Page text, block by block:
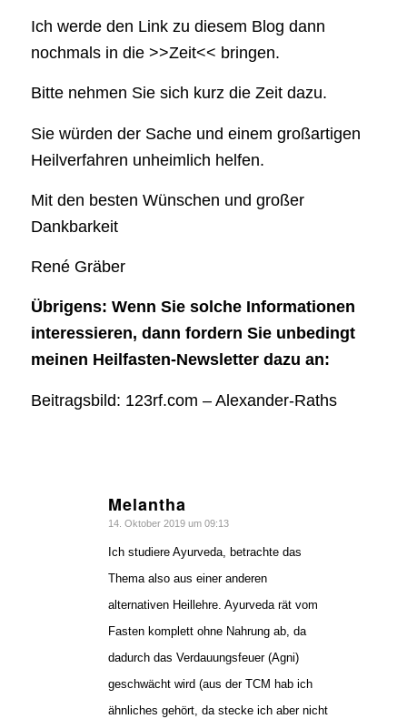
Ich werde den Link zu diesem Blog dann
nochmals in die >>Zeit<< bringen.
Bitte nehmen Sie sich kurz die Zeit dazu.
Sie würden der Sache und einem großartigen
Heilverfahren unheimlich helfen.
Mit den besten Wünschen und großer
Dankbarkeit
René Gräber
Übrigens: Wenn Sie solche Informationen
interessieren, dann fordern Sie unbedingt
meinen Heilfasten-Newsletter dazu an:
Beitragsbild: 123rf.com – Alexander-Raths
Melantha
sagte:
14. Oktober 2019 um 09:13
Ich studiere Ayurveda, betrachte das
Thema also aus einer anderen
alternativen Heillehre. Ayurveda rät vom
Fasten komplett ohne Nahrung ab, da
dadurch das Verdauungsfeuer (Agni)
geschwächt wird (aus der TCM hab ich
ähnliches gehört, da stecke ich aber nicht